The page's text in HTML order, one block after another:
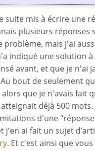
suite mis à écrire une
plusieurs réponses
problème, mais j'ai
indiqué une solution à
avant, et que je n'ai
bout de seulement
que je n'avais fait
déjà 500 mots.
d'une
j'en ai fait un sujet
. Et c'est ainsi que